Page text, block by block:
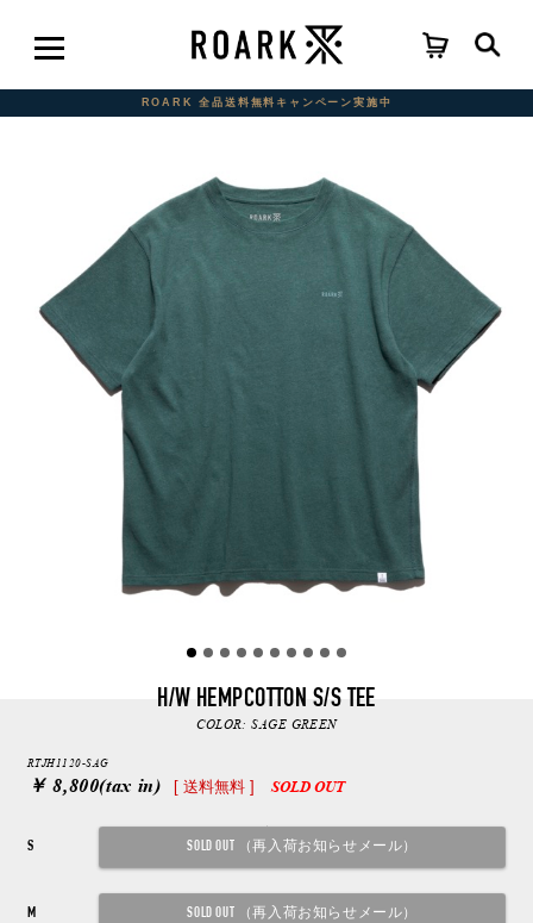
ROARK 全品送料無料キャンペーン実施中
H/W HEMPCOTTON S/S TEE
COLOR:SAGE GREEN
RTJH1120-SAG
￥ 8,800(tax in) [ 送料無料 ] SOLD OUT
S
M